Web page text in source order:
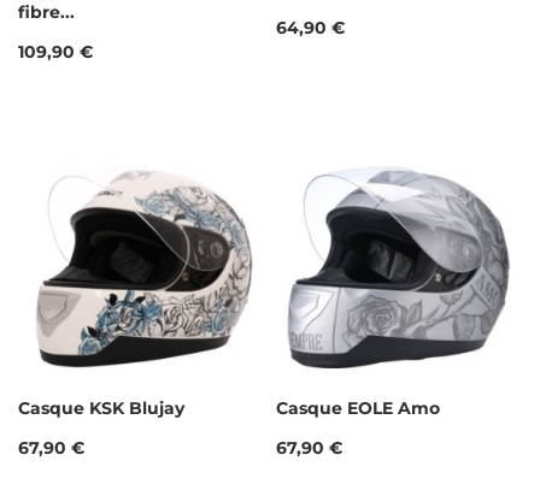
fibre...
Prix
109,90 €
Prix
64,90 €
Casque KSK Blujay
Prix
67,90 €
Casque EOLE Amo
Prix
67,90 €